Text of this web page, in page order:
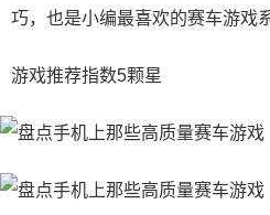
巧，也是小编最喜欢的赛车游戏
游戏推荐指数5颗星